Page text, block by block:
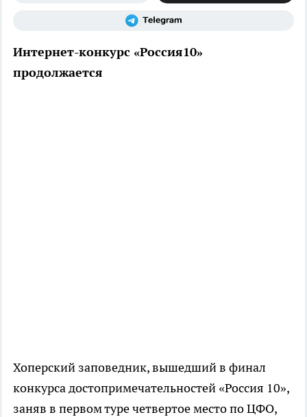
Интернет-конкурс «Россия10»
продолжается
Хоперский заповедник, вышедший в финал
конкурса достопримечательностей «Россия 10»,
заняв в первом туре четвертое место по ЦФО,